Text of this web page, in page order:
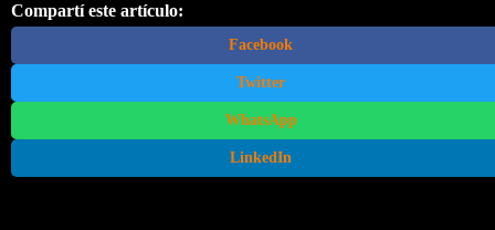
Compartí este artículo:
Facebook
Twitter
WhatsApp
LinkedIn